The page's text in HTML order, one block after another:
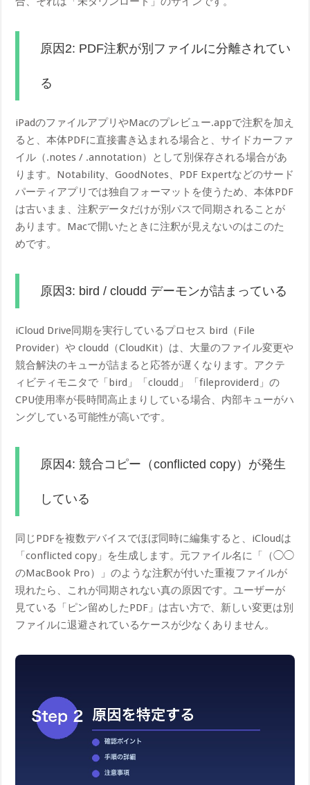
原因2: PDF注釈が別ファイルに分離されてい
る
iPadのファイルアプリやMacのプレビュー.appで注釈を加え
ると、本体PDFに直接書き込まれる場合と、サイドカーファ
イル（.notes / .annotation）として別保存される場合があ
ります。Notability、GoodNotes、PDF Expertなどのサード
パーティアプリでは独自フォーマットを使うため、本体PDF
は古いまま、注釈データだけが別パスで同期されることが
あります。Macで開いたときに注釈が見えないのはこのた
めです。
原因3: bird / cloudd デーモンが詰まっている
iCloud Drive同期を実行しているプロセス bird（File
Provider）や cloudd（CloudKit）は、大量のファイル変更や
競合解決のキューが詰まると応答が遅くなります。アクテ
ィビティモニタで「bird」「cloudd」「fileproviderd」の
CPU使用率が長時間高止まりしている場合、内部キューがハ
ングしている可能性が高いです。
原因4: 競合コピー（conflicted copy）が発生
している
同じPDFを複数デバイスでほぼ同時に編集すると、iCloudは
「conflicted copy」を生成します。元ファイル名に「（◯◯
のMacBook Pro）」のような注釈が付いた重複ファイルが
現れたら、これが同期されない真の原因です。ユーザーが
見ている「ピン留めしたPDF」は古い方で、新しい変更は別
ファイルに退避されているケースが少なくありません。